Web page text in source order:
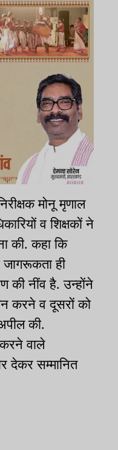
मोनू मृणाल
व शिक्षकों ने
की. कहा कि
ही
की नींव है. उन्होंने
करने व दूसरों को
की.
करने वाले
देकर सम्मानित